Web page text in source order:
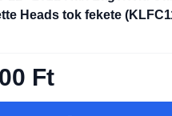
Heads tok fekete
Ft